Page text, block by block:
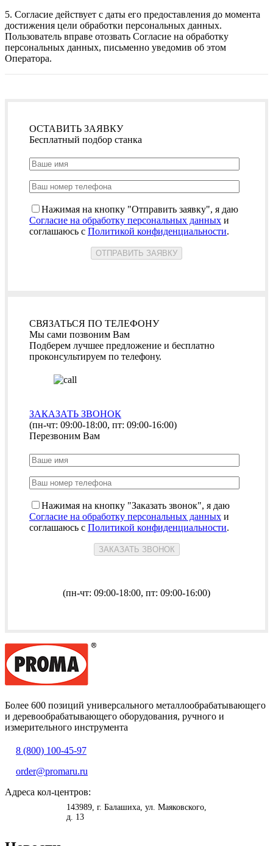
5. Согласие действует с даты его предоставления до момента
достижения цели обработки персональных данных.
Пользователь вправе отозвать Согласие на обработку
персональных данных, письменно уведомив об этом
Оператора.
ОСТАВИТЬ ЗАЯВКУ
Бесплатный подбор станка
Нажимая на кнопку "Отправить заявку", я даю
Согласие на обработку персональных данных и
соглашаюсь с Политикой конфиденциальности.
СВЯЗАТЬСЯ ПО ТЕЛЕФОНУ
Мы сами позвоним Вам
Подберем лучшее предложение и бесплатно
проконсультируем по телефону.
ЗАКАЗАТЬ ЗВОНОК
(пн-чт: 09:00-18:00, пт: 09:00-16:00)
Перезвоним Вам
Нажимая на кнопку "Заказать звонок", я даю
Согласие на обработку персональных данных и
соглашаюсь с Политикой конфиденциальности.
(пн-чт: 09:00-18:00, пт: 09:00-16:00)
Более 600 позиций универсального металлообрабатывающего
и деревообрабатывающего оборудования, ручного и
измерительного инструмента
8 (800) 100-45-97
order@promaru.ru
Адреса кол-центров:
143989, г. Балашиха, ул. Маяковского,
д. 13